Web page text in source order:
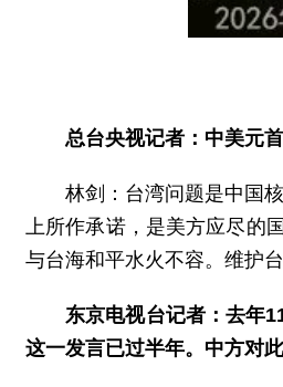
总台央视记者：中美元
林剑：台湾问题是中国
上所作承诺，是美方应尽的
与台海和平水火不容。维护
东京电视台记者：去年
这一发言已过半年。中方对